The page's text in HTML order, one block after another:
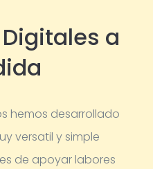
a
hemos desarrollado
versatil y simple
de apoyar labores